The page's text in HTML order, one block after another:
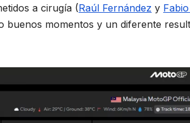
a cirugía (Raúl Fernández y
momentos y un diferente